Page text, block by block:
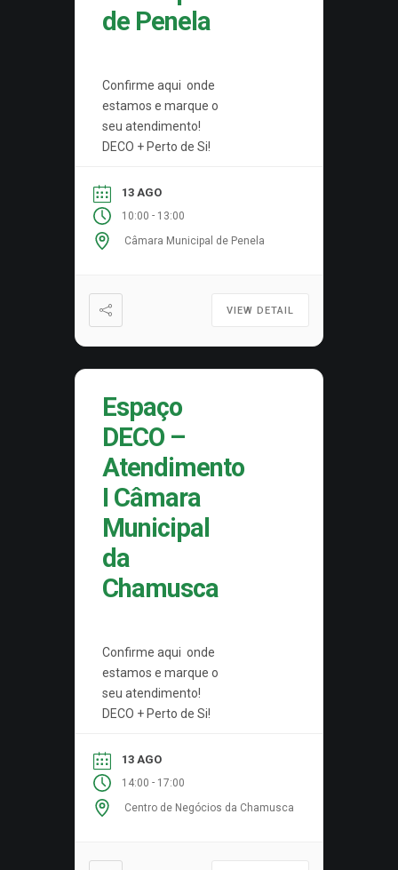
de Penela
Confirme aqui onde
estamos e marque o
seu atendimento!
DECO + Perto de Si!
13 AGO
10:00 - 13:00
Câmara Municipal de Penela
VIEW DETAIL
Espaço
DECO –
Atendimento
I Câmara
Municipal
da
Chamusca
Confirme aqui onde
estamos e marque o
seu atendimento!
DECO + Perto de Si!
13 AGO
14:00 - 17:00
Centro de Negócios da Chamusca